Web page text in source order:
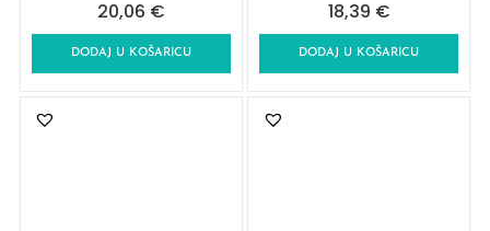
20,06 €
DODAJ U KOŠARICU
18,39 €
DODAJ U KOŠARICU